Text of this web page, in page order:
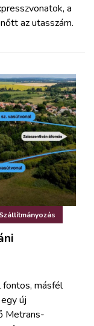
a
az utasszám.
Szállítmányozás
másfél
új
Metrans-